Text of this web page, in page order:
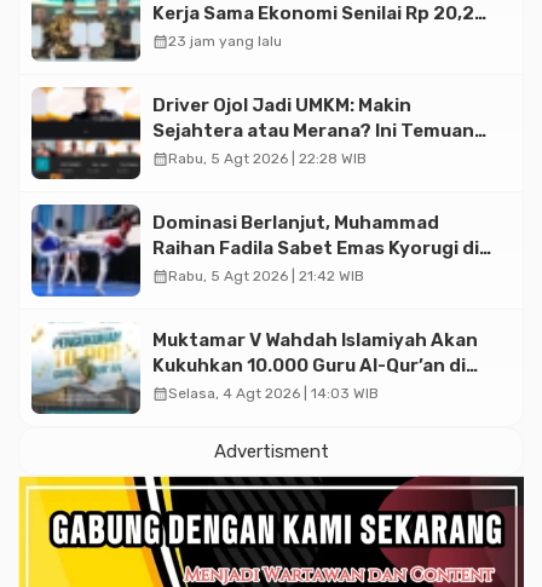
Kerja Sama Ekonomi Senilai Rp 20,2
Triliun
calendar_month23 jam yang lalu
Driver Ojol Jadi UMKM: Makin
Sejahtera atau Merana? Ini Temuan
Diskusi Paramadina
calendar_monthRabu, 5 Agt 2026 | 22:28 WIB
Dominasi Berlanjut, Muhammad
Raihan Fadila Sabet Emas Kyorugi di
Asian Taekwondo Indonesia Open
calendar_monthRabu, 5 Agt 2026 | 21:42 WIB
Muktamar V Wahdah Islamiyah Akan
Kukuhkan 10.000 Guru Al-Qur’an di
Masjid Istiqlal
calendar_monthSelasa, 4 Agt 2026 | 14:03 WIB
Advertisment